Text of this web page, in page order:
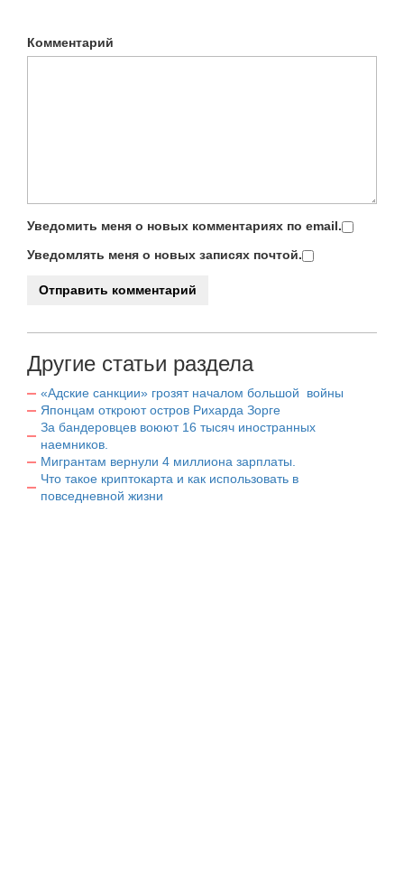
Комментарий
Уведомить меня о новых комментариях по email.
Уведомлять меня о новых записях почтой.
Другие статьи раздела
«Адские санкции» грозят началом большой войны
Японцам откроют остров Рихарда Зорге
За бандеровцев воюют 16 тысяч иностранных
наемников.
Мигрантам вернули 4 миллиона зарплаты.
Что такое криптокарта и как использовать в
повседневной жизни